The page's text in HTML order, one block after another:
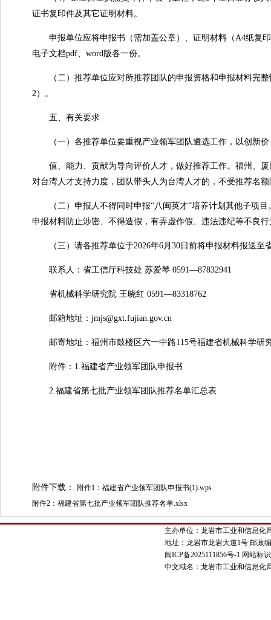
证书复印件及其它证明材料。
申报单位应将申报书（需加盖公章）、证明材料（A4纸复印
电子文档pdf、word版各一份。
（二）推荐单位应对所推荐团队的申报资格和申报材料完整
2）。
五、有关要求
（一）各推荐单位要重视产业领军团队遴选工作，以创新价
值、能力、贡献为导向评价人才，做好推荐工作。福州、厦
对台湾人才支持力度，团队带头人为台湾人才的，不受推荐名额
（二）申报人不得同时申报“八闽英才”培养计划其他子项目
申报材料防止涉密、不得造假，有弄虚作假、违法违纪等不良
（三）请各推荐单位于2026年6月30日前将申报材料报送至
联系人：省工信厅科技处 苏爱琴 0591—87832941
省机械科学研究院 王晓红 0591—83318762
邮箱地址：jmjs@gxt.fujian.gov.cn
邮寄地址：福州市鼓楼区六一中路115号福建省机械科学研
附件：1.福建省产业领军团队申报书
2.福建省第七批产业领军团队推荐名单汇总表
附件下载：
附件1：福建省产业领军团队申报书(1).wps
附件2：福建省第七批产业领军团队推荐名单.xlsx